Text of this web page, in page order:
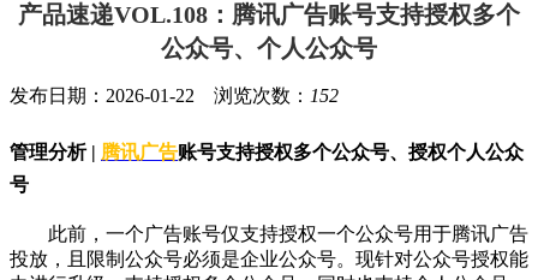
产品速递VOL.108：腾讯广告账号支持授权多个
公众号、个人公众号
发布日期：2026-01-22 浏览次数： 152
管理分析 | 腾讯广告账号支持授权多个公众号、授权个人公众
号
此前，一个广告账号仅支持授权一个公众号用于腾讯广告
投放，且限制公众号必须是企业公众号。现针对公众号授权能